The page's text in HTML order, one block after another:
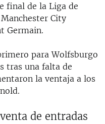
final de la Liga de
City
Germain.
para Wolfsburgo
tras una falta de
la ventaja a los
de entradas